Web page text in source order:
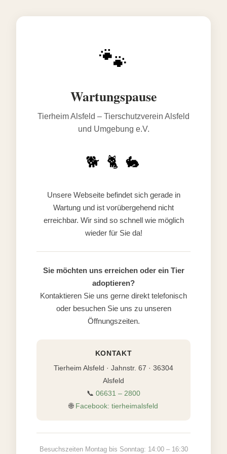
🐾
Wartungspause
Tierheim Alsfeld – Tierschutzverein Alsfeld
und Umgebung e.V.
🐕 🐈 🐇
Unsere Webseite befindet sich gerade in
Wartung und ist vorübergehend nicht
erreichbar. Wir sind so schnell wie möglich
wieder für Sie da!
Sie möchten uns erreichen oder ein Tier
adoptieren?
Kontaktieren Sie uns gerne direkt telefonisch
oder besuchen Sie uns zu unseren
Öffnungszeiten.
KONTAKT
Tierheim Alsfeld · Jahnstr. 67 · 36304
Alsfeld
📞 06631 – 2800
🌐 Facebook: tierheimalsfeld
Besuchszeiten Montag bis Sonntag: 14:00 – 16:30